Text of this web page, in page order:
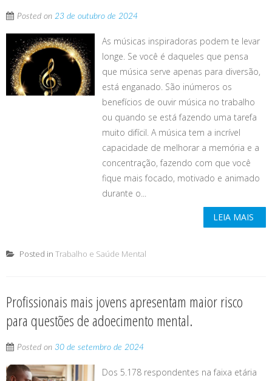
Posted on 23 de outubro de 2024
As músicas inspiradoras podem te levar
longe. Se você é daqueles que pensa
que música serve apenas para diversão,
está enganado. São inúmeros os
benefícios de ouvir música no trabalho
ou quando se está fazendo uma tarefa
muito difícil. A música tem a incrível
capacidade de melhorar a memória e a
concentração, fazendo com que você
fique mais focado, motivado e animado
durante o...
LEIA MAIS
Posted in Trabalho e Saúde Mental
Profissionais mais jovens apresentam maior risco
para questões de adoecimento mental.
Posted on 30 de setembro de 2024
Dos 5.178 respondentes na faixa etária